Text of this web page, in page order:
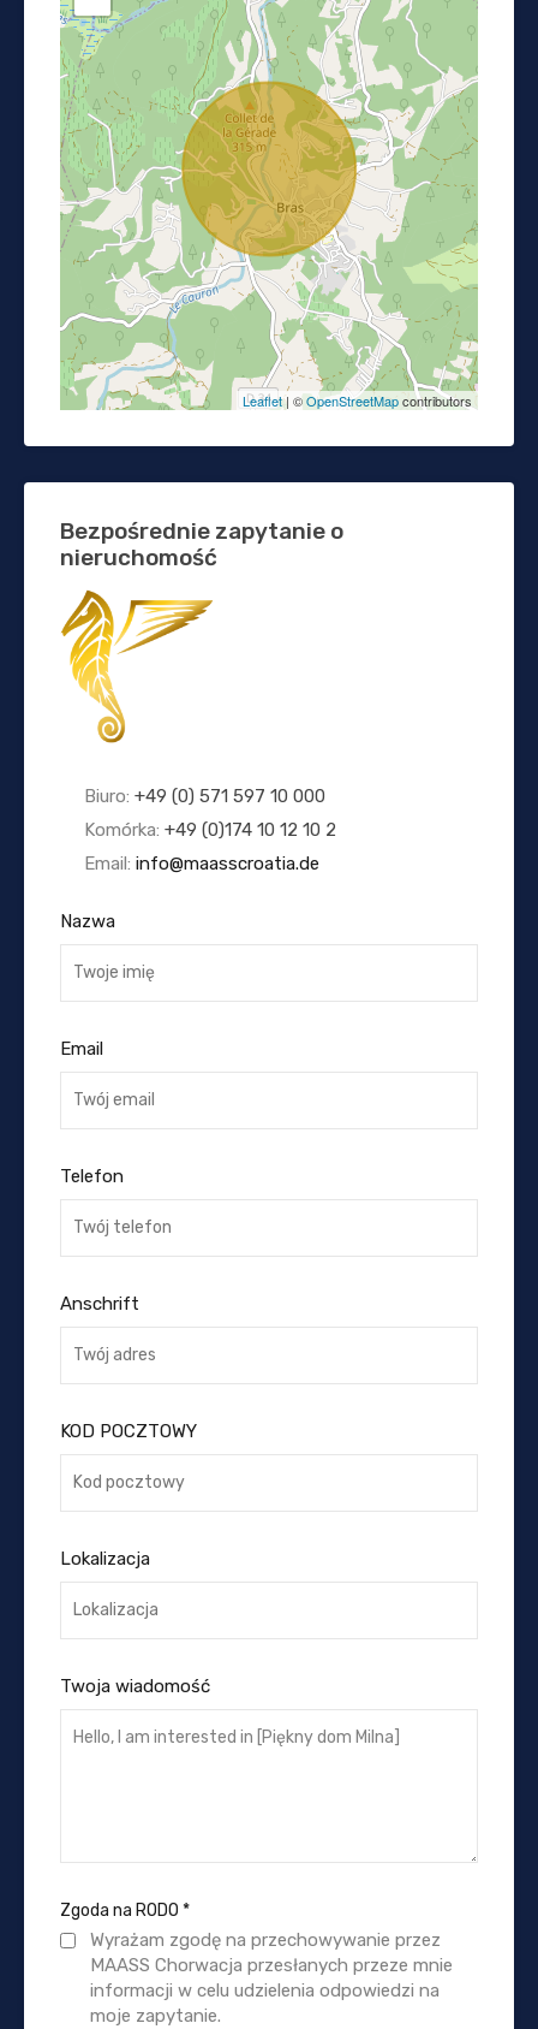
Leaflet| ©OpenStreetMapcontributors
Bezpośrednie zapytanie o
nieruchomość
Biuro: +49 (0) 571 597 10 000
Komórka: +49 (0)174 10 12 10 2
Email: info@maasscroatia.de
Nazwa
Email
Telefon
Anschrift
KOD POCZTOWY
Lokalizacja
Twoja wiadomość
Zgoda na RODO *
Wyrażam zgodę na przechowywanie przez
MAASS Chorwacja przesłanych przeze mnie
informacji w celu udzielenia odpowiedzi na
moje zapytanie.